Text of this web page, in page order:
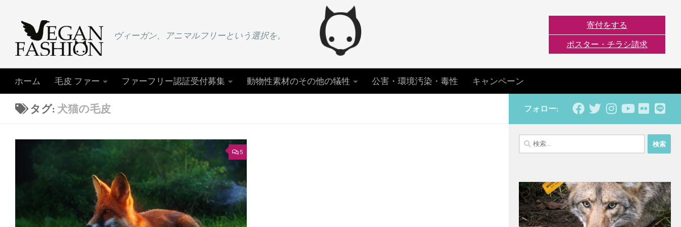
ヴィーガン、アニマルフリーという選択を。
寄付をする
ポスター・チラシ請求
ホーム 毛皮 ファー ファーフリー認証受付募集 動物性素材のその他の犠牲 公害・環境汚染・毒性 キャンペーン
タグ: 犬猫の毛皮
5
フォロー:
検
索: